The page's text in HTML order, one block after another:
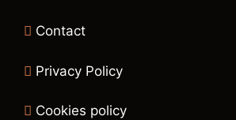
Contact
Privacy Policy
Cookies policy